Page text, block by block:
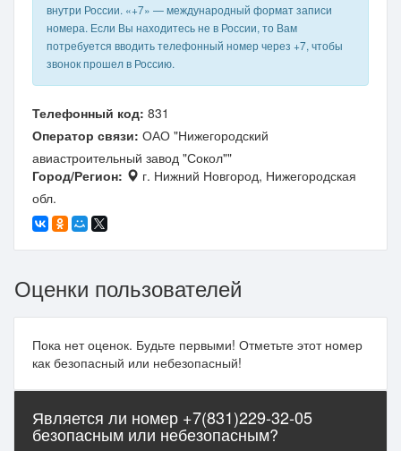
внутри России. «+7» — международный формат записи
номера. Если Вы находитесь не в России, то Вам
потребуется вводить телефонный номер через +7, чтобы
звонок прошел в Россию.
Телефонный код: 831
Оператор связи: ОАО "Нижегородский
авиастроительный завод "Сокол""
Город/Регион:
г. Нижний Новгород, Нижегородская
обл.
Оценки пользователей
Пока нет оценок. Будьте первыми! Отметьте этот номер
как безопасный или небезопасный!
Является ли номер +7(831)229-32-05
безопасным или небезопасным?